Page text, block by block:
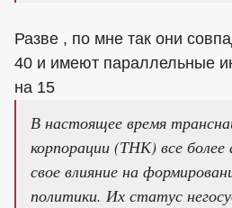
Разве , по мне так они
40 и имеют параллельные
на 15
В настоящее время
корпорации (ТНК) все
свое влияние на
политики. Их статус